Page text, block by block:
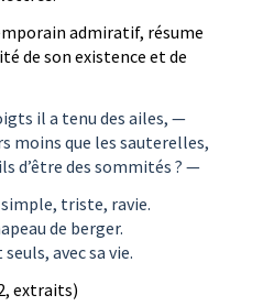
admiratif, résume
de son existence et de
il a tenu des ailes, —
moins que les sauterelles,
d’être des sommités ? —
triste, ravie.
de berger.
avec sa vie.
extraits)